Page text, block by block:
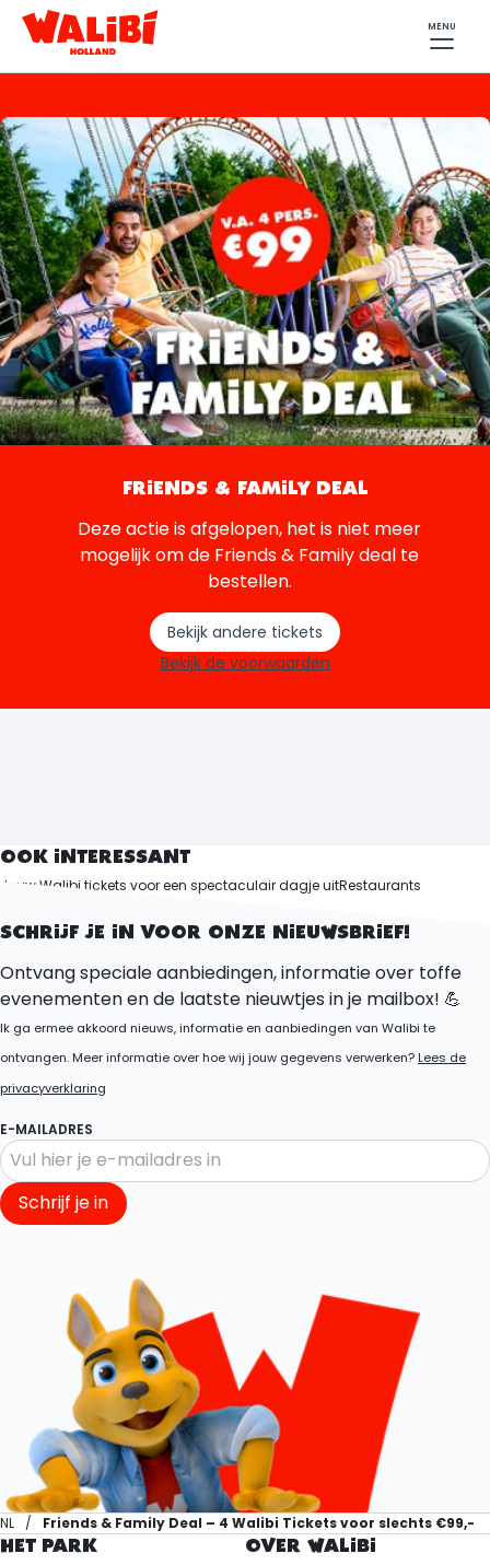
MENU
FRIENDS & FAMILY DEAL
Deze actie is afgelopen, het is niet meer
mogelijk om de Friends & Family deal te
bestellen.
Bekijk andere tickets
Bekijk de voorwaarden
OOK INTERESSANT
Jouw Walibi tickets voor een spectaculair dagje uitRestaurants
SCHRIJF JE IN VOOR ONZE NIEUWSBRIEF!
Ontvang speciale aanbiedingen, informatie over toffe
evenementen en de laatste nieuwtjes in je mailbox! 💪
Ik ga ermee akkoord nieuws, informatie en aanbiedingen van Walibi te
ontvangen. Meer informatie over hoe wij jouw gegevens verwerken?Lees de
privacyverklaring
E-MAILADRES
Schrijf je in
NL
Friends & Family Deal – 4 Walibi Tickets voor slechts €99,-
HET PARK
OVER WALIBI